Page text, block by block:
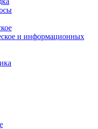
и информационных